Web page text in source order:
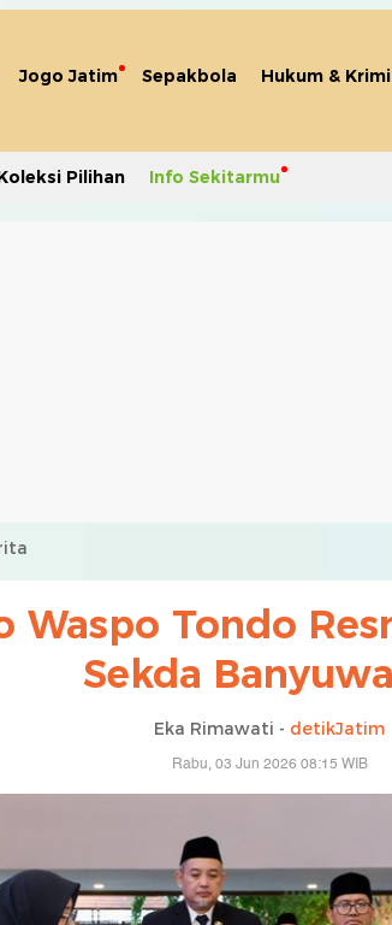
Jogo Jatim Sepakbola Hukum &
Pilihan Info Sekitarmu
Waspo Tondo
Sekda
Eka Rimawati - detikJatim
Rabu, 03 Jun 2026 08:15 WIB